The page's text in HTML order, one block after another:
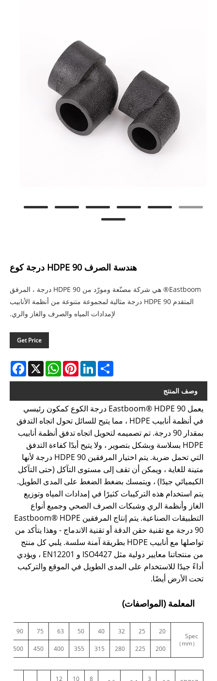
هندسة الصرف HDPE 90 درجة كوع
Eastboom® هي شركة مصنّعة ومورّد من HDPE 90 درجة ، المرفق
المتقدم HDPE 90 درجة مثالية لمجموعة متنوعة من أنظمة الأنابيب
لإمدادات المياه والصرف والغاز والري.
Get Price
X
WhatsAppPinterestLinkedInShare
وصف المنتج
يعمل Eastboom® HDPE 90 درجة الكوع كمكون رئيسي
في أنظمة أنابيب HDPE ، مما يتيح للسائل تحول اتجاه التدفق
بمقدار 90 درجة. تم تصميمه لتحويل اتجاه تدفق أنظمة أنابيب
HDPE بسلاسة وبشكل بتصوير ، ولا يتيح أبدًا كفاءة التدفق
التي تحمل ضربة. يتم اختيار المرفقين HDPE 90 درجة لأنها
متينة للغاية ، ويمكن أن تقف إلى مستوى التآكل (حتى التآكل
الكيميائي جيدًا) ، ويتمسك بضغط الضغط على المدى الطويل.
يتم استخدام هذه التركيبات كثيرًا في إمدادات المياه وتوزيع
الغاز وأنظمة الري وشبكات الصرف الصحي وجميع أنواع
التطبيقات الصناعية. يتم إنتاج المرفقين Eastboom® HDPE
90 درجة مع تقنية حقن الدقة أو تقنية الاندماج - وهذا يتأكد من
تواصلها مع أنابيب HDPE بطريقة آمنة سلسة. يلبي كل منتج
من منتجاتنا معايير دولية مثل ISO4427 و EN12201 ، ويؤدي
أداءً جيدًا للاستخدام على المدى الطويل في الموقع والتركيب
تحت الأرض أيضًا.
المعلمة (المواصفات)
Spec
（mm）
20
25
32
40
50
63
75
90
200
225
280
315
355
400
450
500
3
8
10
12